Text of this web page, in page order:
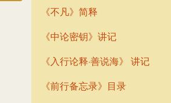
《不凡》简释
《中论密钥》讲记
《入行论释·善说海》 讲记
《前行备忘录》目录